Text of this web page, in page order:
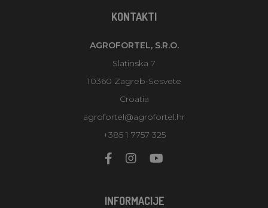
KONTAKTI
AGROFORTEL, S.R.O.
Slatinska 7
10360 Zagreb-Sesvete
Croatia
agrofortel@agrofortel.hr
+385 1 7757 325
INFORMACIJE